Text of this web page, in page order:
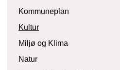
Kommuneplan
Kultur
Miljø og Klima
Natur